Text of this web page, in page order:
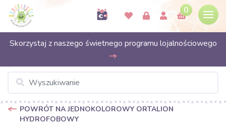
0
Skorzystaj z naszego świetnego programu lojalnościowego
POWRÓT NA JEDNOKOLOROWY ORTALION
HYDROFOBOWY